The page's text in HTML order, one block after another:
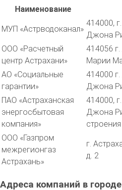
Наименование
МУП «Астрводоканал»
414000,
Джона
ООО «Расчетный
центр Астрахани»
414056 г.
Марии
АО «Социальные
гарантии»
414000 г.
Джона
ПАО «Астраханская
энергосбытовая
компания»
414000,
Джона
ООО «Газпром
межрегионгаз
Астрахань»
г.
д. 2
Адреса компаний в